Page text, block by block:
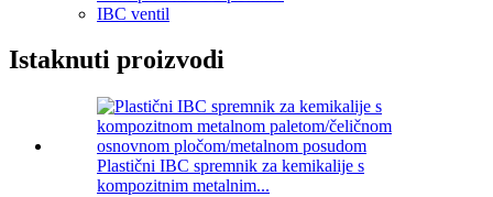
IBC ventil
Istaknuti proizvodi
Plastični IBC spremnik za kemikalije s
kompozitnim metalnim...